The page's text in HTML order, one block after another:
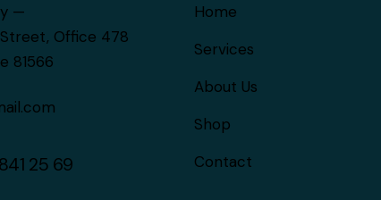
—
Office 478
81566
25 69
Home
Services
About Us
Shop
Contact